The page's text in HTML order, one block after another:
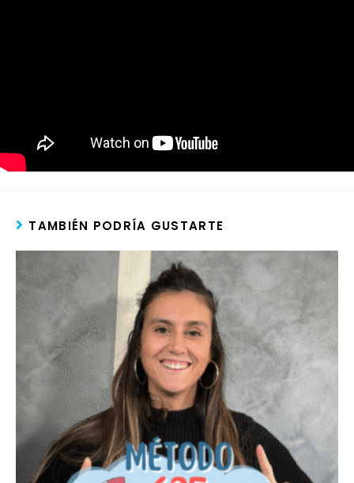
TAMBIÉN PODRÍA GUSTARTE